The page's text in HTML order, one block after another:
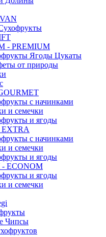
PREMIUM
Ягоды Цукаты
от природы
с начинками
и семечки
и ягоды
с начинками
и семечки
и ягоды
и ягоды
и семечки
Чипсы